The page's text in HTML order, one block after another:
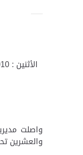
الأثنين : 5/4/2010 :
واصلت
والعشرين تحت